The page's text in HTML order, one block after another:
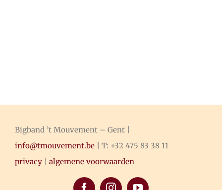
Bigband ’t Mouvement – Gent |
info@tmouvement.be| T: +32 475 83 38 11
privacy| algemene voorwaarden